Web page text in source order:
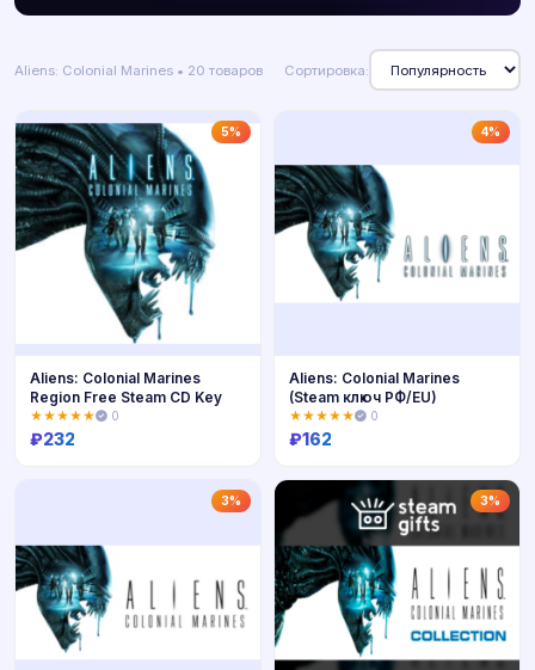
Aliens: Colonial Marines • 20 товаров Сортировка:
5%
Aliens: Colonial Marines
Region Free Steam CD Key
★★★★★ 0
₽232
4%
Купить
Aliens: Colonial Marines
(Steam ключ РФ/EU)
★★★★★ 0
₽162
3% 3%